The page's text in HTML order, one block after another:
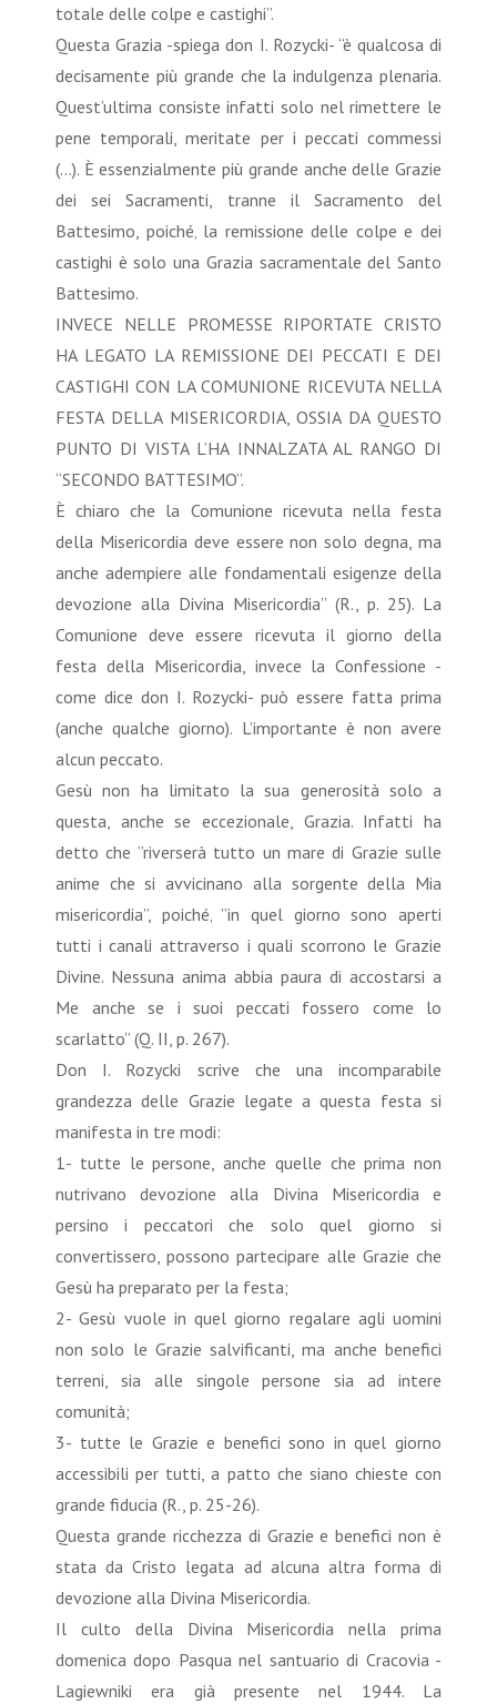
totale delle colpe e castighi”.
Questa Grazia -spiega don I. Rozycki- “è qualcosa di
decisamente più grande che la indulgenza plenaria.
Quest’ultima consiste infatti solo nel rimettere le
pene temporali, meritate per i peccati commessi
(...). È essenzialmente più grande anche delle Grazie
dei sei Sacramenti, tranne il Sacramento del
Battesimo, poiché‚ la remissione delle colpe e dei
castighi è solo una Grazia sacramentale del Santo
Battesimo.
INVECE NELLE PROMESSE RIPORTATE CRISTO
HA LEGATO LA REMISSIONE DEI PECCATI E DEI
CASTIGHI CON LA COMUNIONE RICEVUTA NELLA
FESTA DELLA MISERICORDIA, OSSIA DA QUESTO
PUNTO DI VISTA L’HA INNALZATA AL RANGO DI
“SECONDO BATTESIMO”.
È chiaro che la Comunione ricevuta nella festa
della Misericordia deve essere non solo degna, ma
anche adempiere alle fondamentali esigenze della
devozione alla Divina Misericordia” (R., p. 25). La
Comunione deve essere ricevuta il giorno della
festa della Misericordia, invece la Confessione -
come dice don I. Rozycki- può essere fatta prima
(anche qualche giorno). L’importante è non avere
alcun peccato.
Gesù non ha limitato la sua generosità solo a
questa, anche se eccezionale, Grazia. Infatti ha
detto che ”riverserà tutto un mare di Grazie sulle
anime che si avvicinano alla sorgente della Mia
misericordia”, poiché‚ ”in quel giorno sono aperti
tutti i canali attraverso i quali scorrono le Grazie
Divine. Nessuna anima abbia paura di accostarsi a
Me anche se i suoi peccati fossero come lo
scarlatto” (Q. II, p. 267).
Don I. Rozycki scrive che una incomparabile
grandezza delle Grazie legate a questa festa si
manifesta in tre modi:
1- tutte le persone, anche quelle che prima non
nutrivano devozione alla Divina Misericordia e
persino i peccatori che solo quel giorno si
convertissero, possono partecipare alle Grazie che
Gesù ha preparato per la festa;
2- Gesù vuole in quel giorno regalare agli uomini
non solo le Grazie salvificanti, ma anche benefici
terreni, sia alle singole persone sia ad intere
comunità;
3- tutte le Grazie e benefici sono in quel giorno
accessibili per tutti, a patto che siano chieste con
grande fiducia (R., p. 25-26).
Questa grande ricchezza di Grazie e benefici non è
stata da Cristo legata ad alcuna altra forma di
devozione alla Divina Misericordia.
Il culto della Divina Misericordia nella prima
domenica dopo Pasqua nel santuario di Cracovia -
Lagiewniki era già presente nel 1944. La